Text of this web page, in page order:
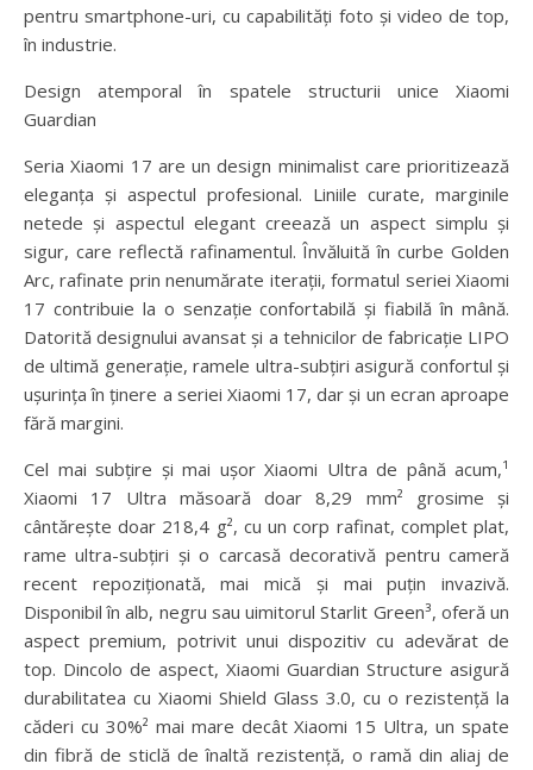
pentru smartphone-uri, cu capabilități foto și video de top,
în industrie.
Design atemporal în spatele structurii unice Xiaomi
Guardian
Seria Xiaomi 17 are un design minimalist care prioritizează
eleganța și aspectul profesional. Liniile curate, marginile
netede și aspectul elegant creează un aspect simplu și
sigur, care reflectă rafinamentul. Învăluită în curbe Golden
Arc, rafinate prin nenumărate iterații, formatul seriei Xiaomi
17 contribuie la o senzație confortabilă și fiabilă în mână.
Datorită designului avansat și a tehnicilor de fabricație LIPO
de ultimă generație, ramele ultra-subțiri asigură confortul și
ușurința în ținere a seriei Xiaomi 17, dar și un ecran aproape
fără margini.
Cel mai subțire și mai ușor Xiaomi Ultra de până acum,¹
Xiaomi 17 Ultra măsoară doar 8,29 mm² grosime și
cântărește doar 218,4 g², cu un corp rafinat, complet plat,
rame ultra-subțiri și o carcasă decorativă pentru cameră
recent repoziționată, mai mică și mai puțin invazivă.
Disponibil în alb, negru sau uimitorul Starlit Green³, oferă un
aspect premium, potrivit unui dispozitiv cu adevărat de
top. Dincolo de aspect, Xiaomi Guardian Structure asigură
durabilitatea cu Xiaomi Shield Glass 3.0, cu o rezistență la
căderi cu 30%² mai mare decât Xiaomi 15 Ultra, un spate
din fibră de sticlă de înaltă rezistență, o ramă din aliaj de